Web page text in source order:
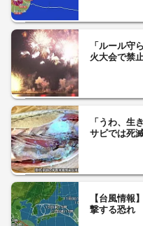
「ルール守
火大会で禁
「うわ、生
サビでは死
【台風情報
撃する恐れ